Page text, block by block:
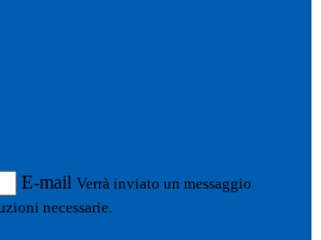
E-mail Verrà inviato un messaggio
necessarie.